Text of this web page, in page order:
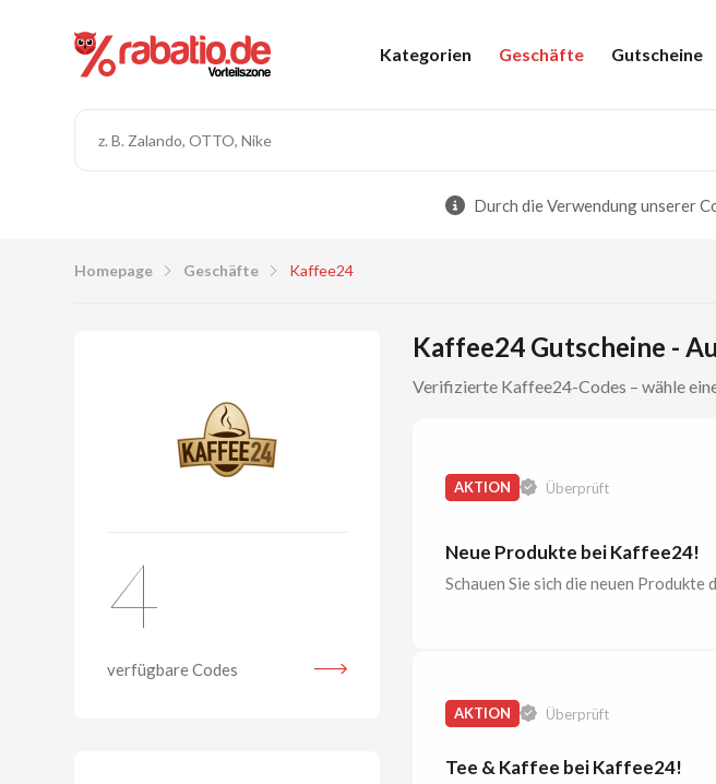
Kategorien Geschäfte Gutscheine
Durch die Verwendung unserer
Homepage Geschäfte Kaffee24
4
verfügbare Codes
Kaffee24 Gutscheine -
Verifizierte Kaffee24-Codes – wähle
AKTION Überprüft
Neue Produkte bei Kaffee24!
Schauen Sie sich die neuen Produkte
AKTION Überprüft
Tee & Kaffee bei Kaffee24!